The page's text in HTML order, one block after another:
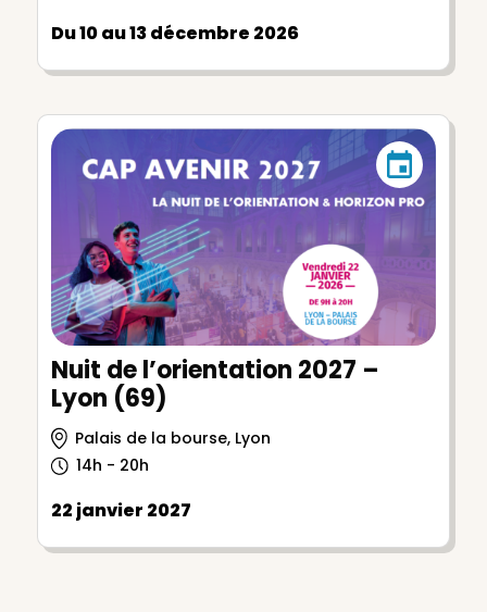
Du 10 au 13 décembre 2026
Nuit de l’orientation 2027 –
Lyon (69)
Palais de la bourse, Lyon
14h - 20h
22 janvier 2027